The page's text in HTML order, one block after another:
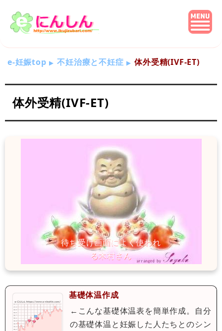
e-妊娠top 不妊治療と不妊症 体外受精(IVF-ET)
体外受精(IVF-ET)
基礎体温作成
←こんな基礎体温表を簡単作成。自分
の基礎体温と妊娠した人たちとのシン